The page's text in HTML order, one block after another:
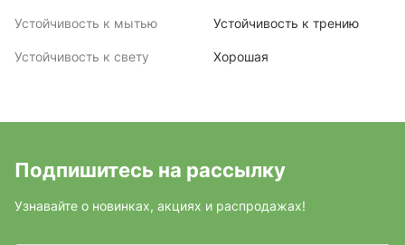
Устойчивость к мытью Устойчивость к трению
Устойчивость к свету Хорошая
Подпишитесь на рассылку
Узнавайте о новинках, акциях и распродажах!